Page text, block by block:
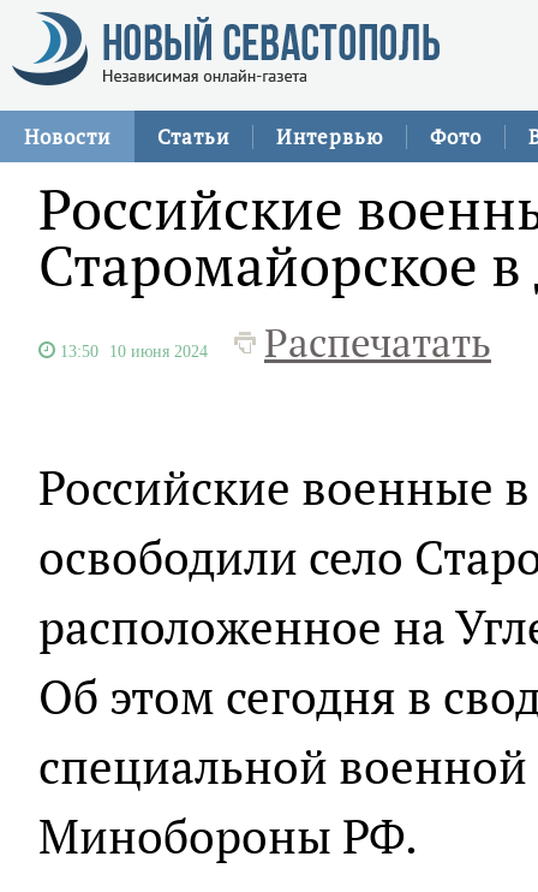
Новости Статьи Интервью Фото
Российские
Старомайорское
13:50 10 июня 2024 Распечатать
Российские военные
освободили село
расположенное на
Об этом сегодня в
специальной
Минобороны РФ.